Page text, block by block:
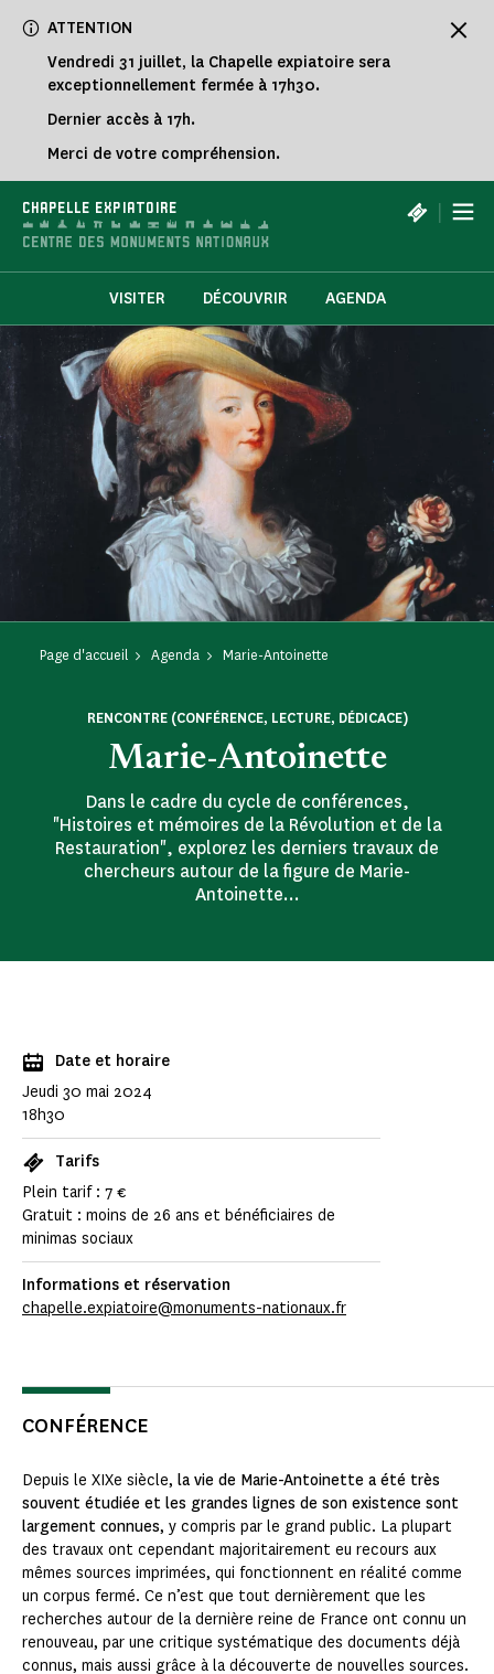
ATTENTION
Vendredi 31 juillet, la Chapelle expiatoire sera
exceptionnellement fermée à 17h30.
Dernier accès à 17h.
Merci de votre compréhension.
CHAPELLE EXPIATOIRE |
VISITER DÉCOUVRIR AGENDA
Page d'accueil Agenda Marie-Antoinette
Marie-Antoinette
RENCONTRE (CONFÉRENCE, LECTURE, DÉDICACE)
Dans le cadre du cycle de conférences,
"Histoires et mémoires de la Révolution et de la
Restauration", explorez les derniers travaux de
chercheurs autour de la figure de Marie-
Antoinette...
Date et horaire
Jeudi 30 mai 2024
18h30
Tarifs
Plein tarif : 7 €
Gratuit : moins de 26 ans et bénéficiaires de
minimas sociaux
Informations et réservation
chapelle.expiatoire@monuments-nationaux.fr
CONFÉRENCE
Depuis le XIXe siècle, la vie de Marie-Antoinette a été très
souvent étudiée et les grandes lignes de son existence sont
largement connues, y compris par le grand public. La plupart
des travaux ont cependant majoritairement eu recours aux
mêmes sources imprimées, qui fonctionnent en réalité comme
un corpus fermé. Ce n’est que tout dernièrement que les
recherches autour de la dernière reine de France ont connu un
renouveau, par une critique systématique des documents déjà
connus, mais aussi grâce à la découverte de nouvelles sources.